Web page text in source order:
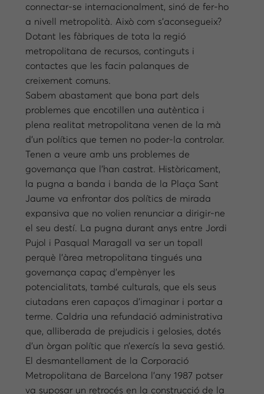
connectar-se internacionalment, sinó de fer-ho
a nivell metropolità. Això com s’aconsegueix?
Dotant les fàbriques de tota la regió
metropolitana de recursos, continguts i
contactes que les facin palanques de
creixement comuns.
Sabem abastament que bona part dels
problemes que encotillen una autèntica i
plena realitat metropolitana venen de la mà
d’un polítics que temen no poder-la controlar.
Tenen a veure amb uns problemes de
governança que l’han castrat. Històricament,
la pugna a banda i banda de la Plaça Sant
Jaume va enfrontar dos polítics de mirada
expansiva que no volien renunciar a dirigir-ne
el seu destí. La pugna durant anys entre Jordi
Pujol i Pasqual Maragall va ser un topall
perquè l’àrea metropolitana tingués una
governança capaç d’empènyer les
potencialitats, també culturals, que els seus
ciutadans eren capaços d’imaginar i portar a
terme. Caldria una refundació administrativa
que, alliberada de prejudicis i gelosies, dotés
d’un òrgan polític que n’exercís la seva gestió.
El desmantellament de la Corporació
Metropolitana de Barcelona l’any 1987 potser
va suposar un retrocés en la construcció de la